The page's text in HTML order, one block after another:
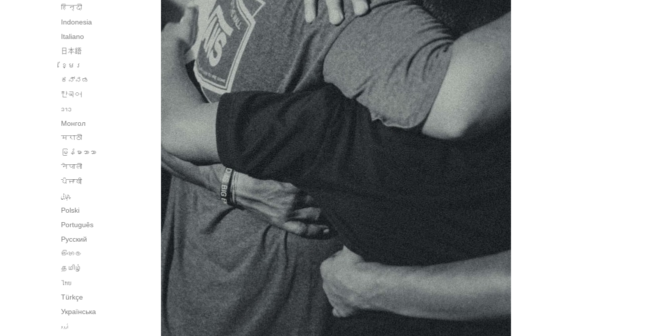
हिन्दी
Indonesia
Italiano
日本語
ខ្មែរ
ಕನ್ನಡ
한국어
ລາວ
Монгол
मराठी
မြန်မာဘာသာ
नेपाली
ਪੰਜਾਬੀ
پنجابی
Polski
Português
Русский
සිංහල
தமிழ்
ไทย
Türkçe
Українська
اُردو